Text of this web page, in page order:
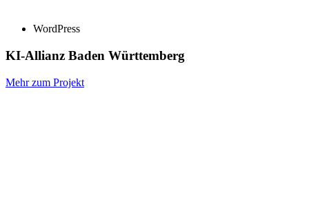
WordPress
KI-Allianz Baden Württemberg
Mehr zum Projekt